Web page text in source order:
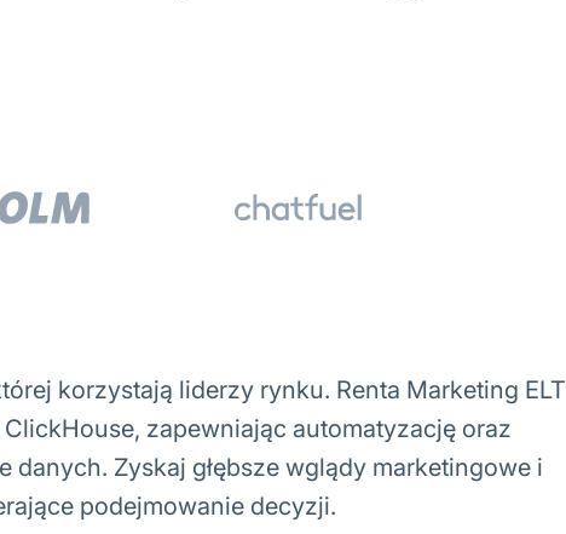
korzystają liderzy rynku. Renta Marketing ELT
zapewniając automatyzację oraz
danych. Zyskaj głębsze wglądy marketingowe i
podejmowanie decyzji.